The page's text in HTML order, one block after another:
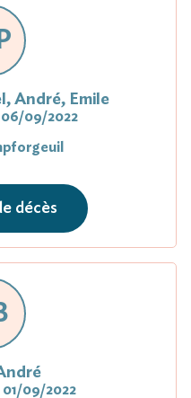
André, Emile
06/09/2022
décès
01/09/2022